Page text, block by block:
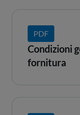
PDF
Condizioni
fornitura